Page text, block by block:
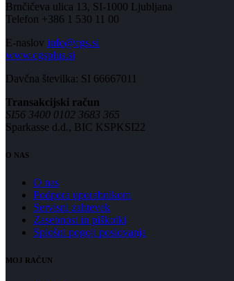
Brnčičeva ulica 13, SI-1000 Ljubljana
Telefon +386 1 530 11 00
E-naslov info@cgs.si
www.cgsplus.si
Davčna številka: SI 66667011
Transakcijski račun
SI56 3400 0102 3683 365
Sparkasse d.d., BIC KSPKSI22
O NAS
O nas
Podpora uporabnikom
Servisni zahtevek
Zasebnost in piškotki
Splošni pogoji poslovanja
MOJ RAČUN